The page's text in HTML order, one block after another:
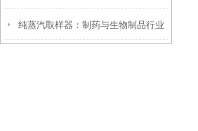
提升实验室效率
纯蒸汽取样器：制药与生物制品行业